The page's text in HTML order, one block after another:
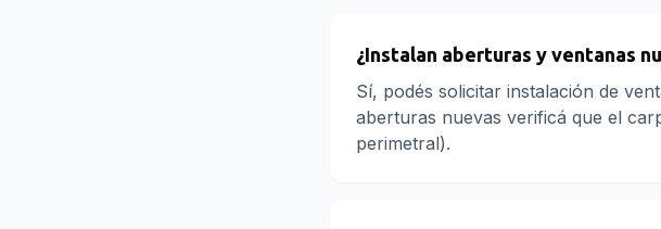
¿Instalan aberturas y ventanas
Sí, podés solicitar instalación de
aberturas nuevas verificá que el
perimetral).